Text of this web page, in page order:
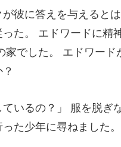
た。 エドワードに精
った少